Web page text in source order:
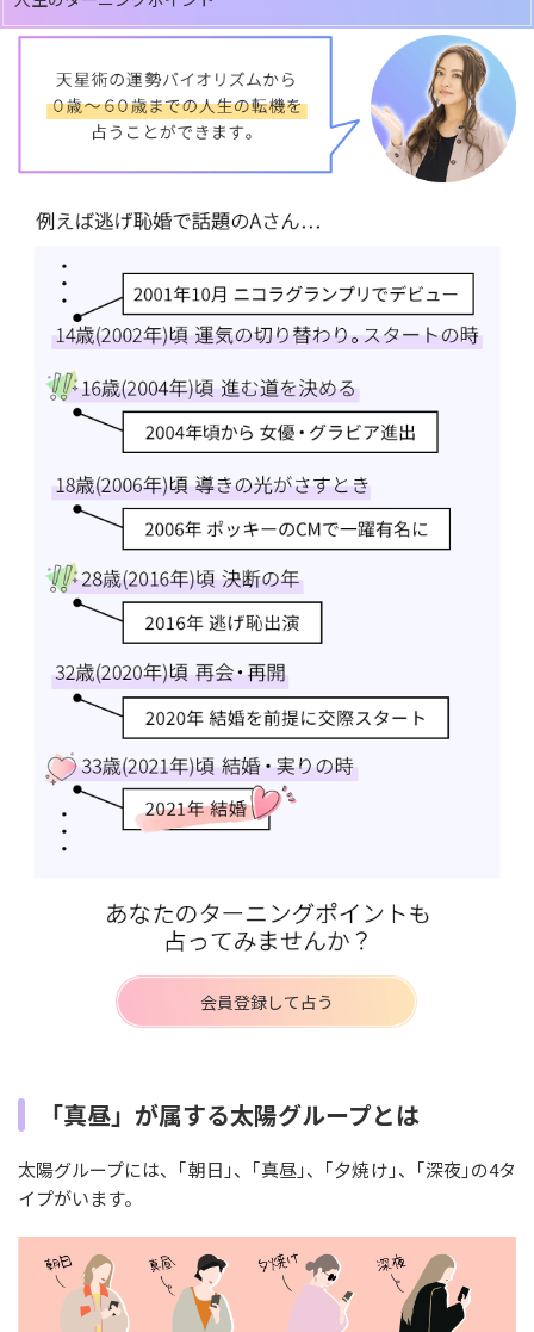
会員登録して占う
「真昼」が属する太陽グループとは
太陽グループには、｢朝日｣、｢真昼｣、｢夕焼け｣、｢深夜｣の4タ
イプがいます。